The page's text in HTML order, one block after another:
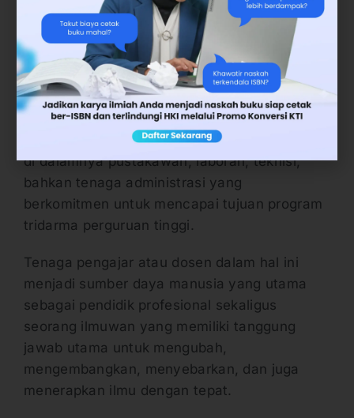
Sumber daya manusia menjadi acuan dan
bukti bahwa bagaimana perguruan tinggi
tersebut menerima dan memberikan bantuan
kepada sumber daya manusia. Sumber daya
manusia yang dimaksud adalah tenaga
pengajar dan tenaga kependidikan, termasuk
di dalamnya pustakawan, laboran, teknisi,
bahkan tenaga administrasi yang
berkomitmen untuk mencapai tujuan program
tridarma perguruan tinggi.
Tenaga pengajar atau dosen dalam hal ini
menjadi sumber daya manusia yang utama
sebagai pendidik profesional sekaligus
seorang ilmuwan yang memiliki tanggung
jawab utama untuk mengubah,
mengembangkan, menyebarkan, dan juga
menerapkan ilmu dengan tepat.